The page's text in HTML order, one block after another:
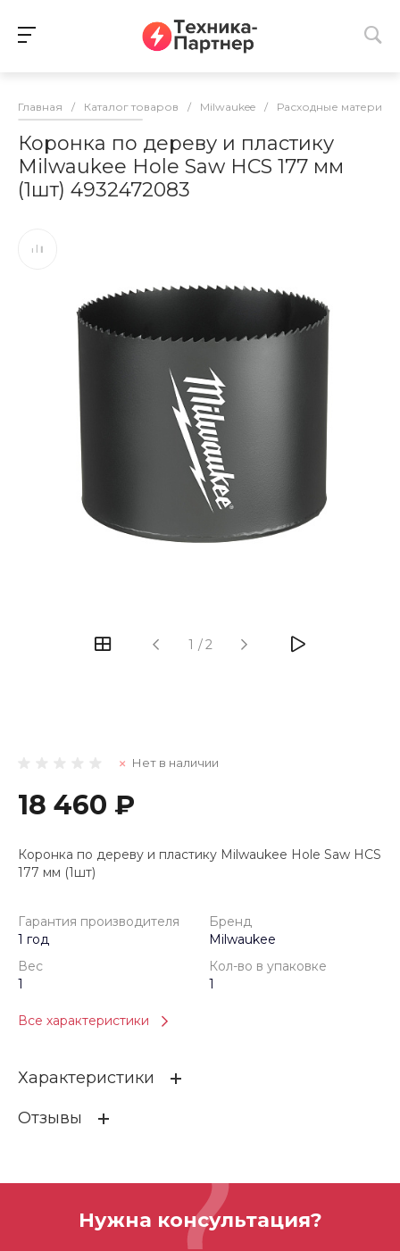
Главная / Каталог товаров / Milwaukee / Расходные
Коронка по дереву и пластику
Milwaukee Hole Saw HCS 177 мм
(1шт) 4932472083
1 /2
Нет в наличии
18 460 ₽
Коронка по дереву и пластику Milwaukee Hole Saw HCS
177 мм (1шт)
Гарантия производителя
1 год
Бренд
Milwaukee
Вес
1
Кол-во в упаковке
1
Все характеристики
Характеристики
Гарантия производителя
1
Кол-во в упаковке 1
Отзывы
Нужна консультация?